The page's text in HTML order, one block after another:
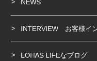
NEWS
INTERVIEW お客様イ
LOHAS LIFEなブログ